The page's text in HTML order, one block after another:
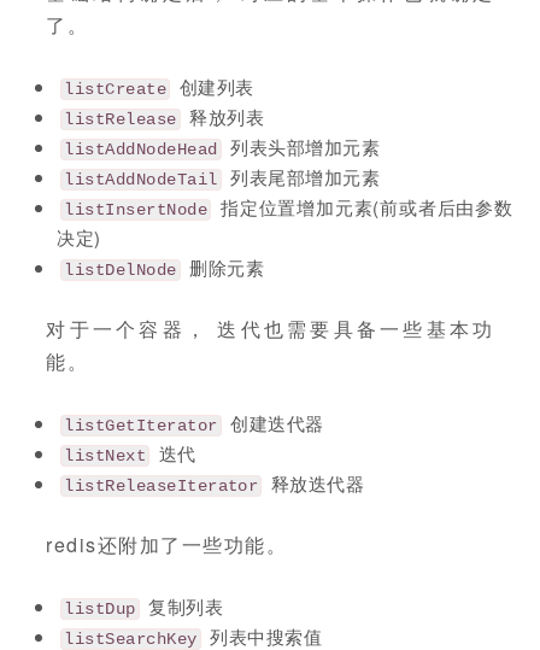
了。
listCreate 创建列表
listRelease 释放列表
listAddNodeHead 列表头部增加元素
listAddNodeTail 列表尾部增加元素
listInsertNode
指定位置增加元素(前或者后由参数
决定)
listDelNode 删除元素
对于一个容器， 迭代也需要具备一些基本功
能。
listGetIterator 创建迭代器
listNext 迭代
listReleaseIterator 释放迭代器
redis还附加了一些功能。
listDup 复制列表
listSearchKey 列表中搜索值